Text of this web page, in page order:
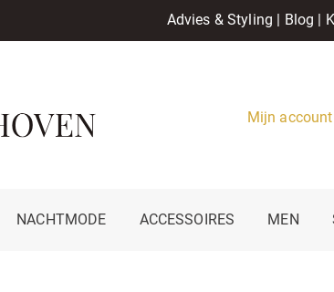
Advies & Styling | Blog |
Mijn account
NACHTMODE ACCESSOIRES MEN